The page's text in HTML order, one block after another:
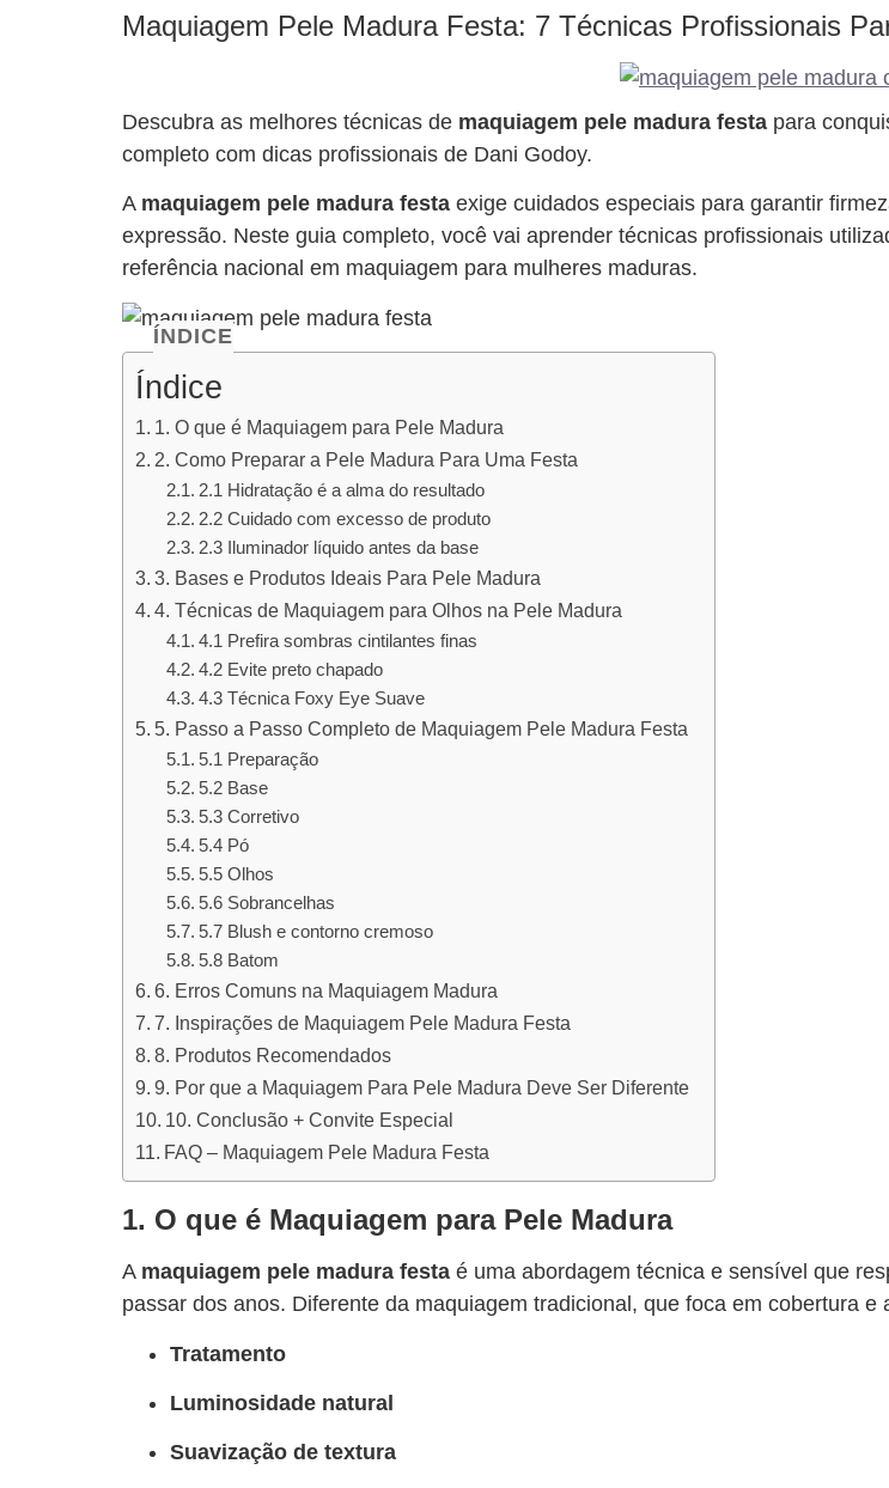
Maquiagem Pele Madura Festa: 7 Técnicas Profissionais
Descubra as melhores técnicas de maquiagem pele madura festa para
completo com dicas profissionais de Dani Godoy.
A maquiagem pele madura festa exige cuidados especiais para garantir
expressão. Neste guia completo, você vai aprender técnicas profissionais
referência nacional em maquiagem para mulheres maduras.
ÍNDICE
Índice
1. O que é Maquiagem para Pele Madura
2. Como Preparar a Pele Madura Para Uma Festa
2.1 Hidratação é a alma do resultado
2.2 Cuidado com excesso de produto
2.3 Iluminador líquido antes da base
3. Bases e Produtos Ideais Para Pele Madura
4. Técnicas de Maquiagem para Olhos na Pele Madura
4.1 Prefira sombras cintilantes finas
4.2 Evite preto chapado
4.3 Técnica Foxy Eye Suave
5. Passo a Passo Completo de Maquiagem Pele Madura Festa
5.1 Preparação
5.2 Base
5.3 Corretivo
5.4 Pó
5.5 Olhos
5.6 Sobrancelhas
5.7 Blush e contorno cremoso
5.8 Batom
6. Erros Comuns na Maquiagem Madura
7. Inspirações de Maquiagem Pele Madura Festa
8. Produtos Recomendados
9. Por que a Maquiagem Para Pele Madura Deve Ser Diferente
10. Conclusão + Convite Especial
FAQ – Maquiagem Pele Madura Festa
1. O que é Maquiagem para Pele Madura
A maquiagem pele madura festa é uma abordagem técnica e sensível que
passar dos anos. Diferente da maquiagem tradicional, que foca em cobertura
Tratamento
Luminosidade natural
Suavização de textura